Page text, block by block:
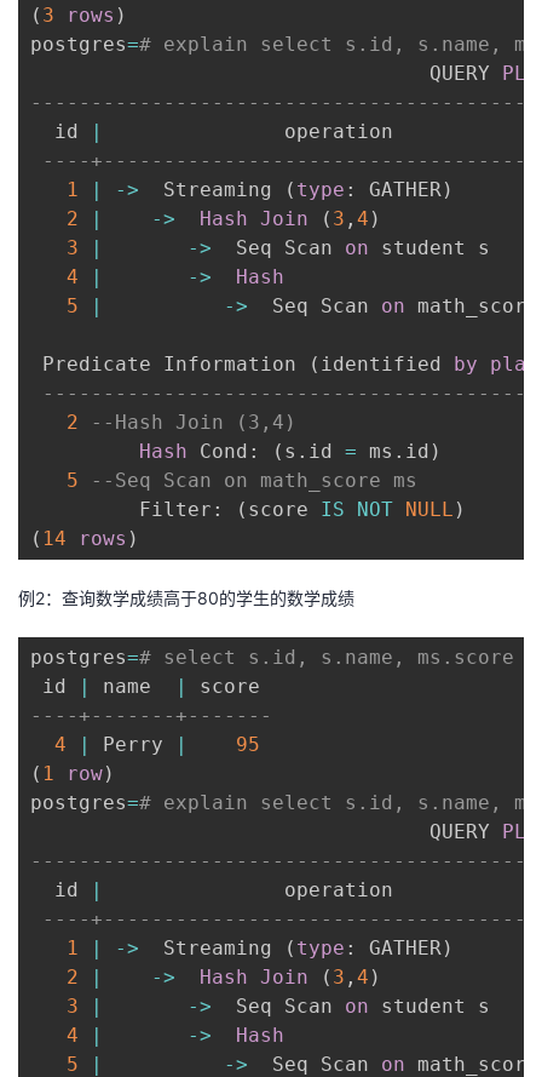
验
收
藏
议
( 3 rows )
postgres=# explain select s.id, s.name,
                                 QUERY
  id
|
----
1
| ->
  Streaming
( type : GATHER)
2
| -> Hash Join ( 3 , 4 )
3
| ->
  Seq Scan
on
4
| ->
Hash
5
| ->
  Seq Scan
on
Predicate Information ( identified by plan
2
--Hash Join (3,4)
Hash Cond: ( s . id = ms . id )
5
--Seq Scan on math_score ms
         Filter:
( score IS NOT NULL )
( 14 rows )
例2：查询数学成绩高于80的学生的数学成绩
postgres=# select s.id, s.name, ms.score
id
| name |
----+-------+-------
4
| Perry |
95
( 1 row)
postgres=# explain select s.id, s.name,
                                 QUERY
  id
|
----
1
| ->
  Streaming
( type : GATHER)
2
| -> Hash Join ( 3 , 4 )
3
| ->
  Seq Scan
on
4
| ->
Hash
5
| ->
  Seq Scan
on